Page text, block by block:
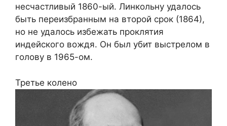
несчастливый 1860-ый. Линкольну удалось
быть переизбранным на второй срок (1864),
но не удалось избежать проклятия
индейского вождя. Он был убит выстрелом в
голову в 1965-ом.
Третье колено